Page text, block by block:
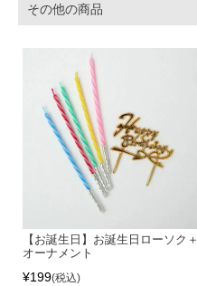
その他の商品
【お誕生日】お誕生日ローソク＋
オーナメント
¥199 税込